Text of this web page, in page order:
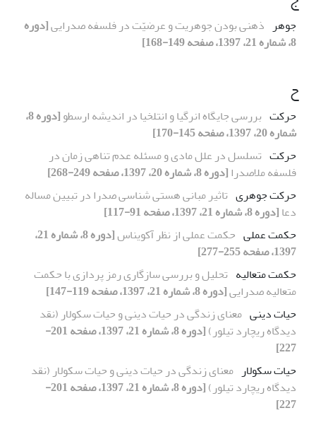
جوهر ذهنی بودن جوهریت و عرضیّت در فلسفه صدرایی[دوره
8، شماره 21، 1397، صفحه 149-168]
ح
حرکت بررسی جایگاه انرگیا و انتلخیا در اندیشه ارسطو
[دوره 8،
شماره 20، 1397، صفحه 145-170]
حرکت تسلسل در علل مادی و مسئله عدم تناهی زمان در
فلسفه ملاصدرا[دوره 8، شماره 20، 1397، صفحه 249-268]
حرکت جوهری تاثیر مبانی هستی شناسی صدرا در تبیین مساله
دعا[دوره 8، شماره 21، 1397، صفحه 91-117]
حکمت عملی حکمت عملی از نظر آکویناس
[دوره 8، شماره 21،
1397، صفحه 255-277]
حکمت متعالیه تحلیل و بررسی سازگاری رمز پردازی با حکمت
متعالیه صدرایی[دوره 8، شماره 21، 1397، صفحه 119-147]
حیات دینی معنای زندگی در حیات دینی و حیات سکولار (نقد
دیدگاه ریچارد تیلور)
[دوره 8، شماره 21، 1397، صفحه 201-
227]
حیات سکولار معنای زندگی در حیات دینی و حیات سکولار (نقد
دیدگاه ریچارد تیلور)
[دوره 8، شماره 21، 1397، صفحه 201-
227]